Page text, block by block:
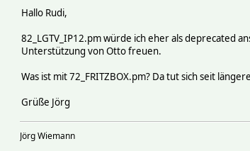
Hallo Rudi,
82_LGTV_IP12.pm würde ich eher als deprecated
Unterstützung von Otto freuen.
Was ist mit 72_FRITZBOX.pm? Da tut sich seit
Grüße Jörg
Jörg Wiemann